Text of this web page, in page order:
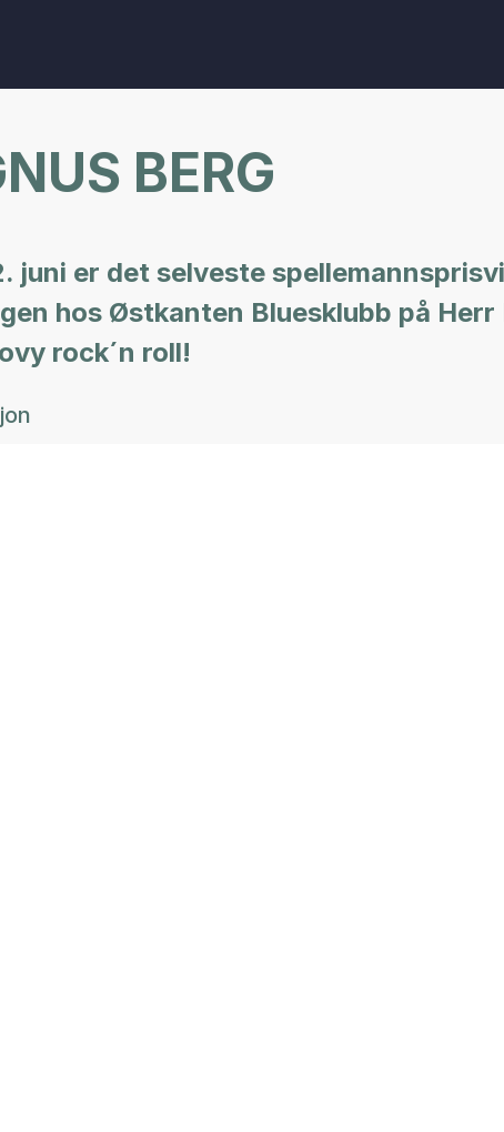
BERG
juni er det selveste
hos Østkanten Bluesklubb på
rock´n roll!